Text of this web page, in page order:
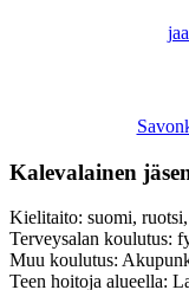
Kalevalainen
Kielitaito: suomi,
Terveysalan koulutus:
Muu koulutus:
Teen hoitoja alueella: